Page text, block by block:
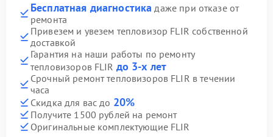
Бесплатная диагностика даже при отказе от
ремонта
Привезем и увезем тепловизор FLIR собственной
доставкой
Гарантия на наши работы по ремонту
тепловизоров FLIR до 3-х лет
Срочный ремонт тепловизоров FLIR в течении
часа
Скидка для вас до 20%
Получите 1500 рублей на ремонт
Оригинальные комплектующие FLIR